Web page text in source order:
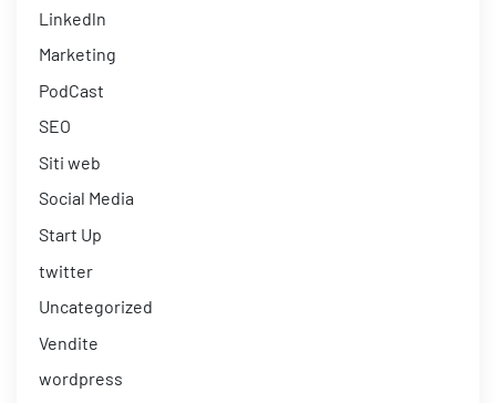
Linkedln
Marketing
PodCast
SEO
Siti web
Social Media
Start Up
twitter
Uncategorized
Vendite
wordpress